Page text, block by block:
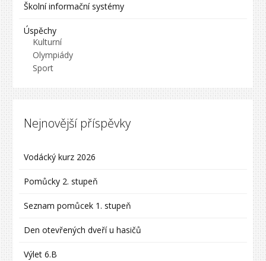
Školní informační systémy
Úspěchy
Kulturní
Olympiády
Sport
Nejnovější příspěvky
Vodácký kurz 2026
Pomůcky 2. stupeň
Seznam pomůcek 1. stupeň
Den otevřených dveří u hasičů
Výlet 6.B